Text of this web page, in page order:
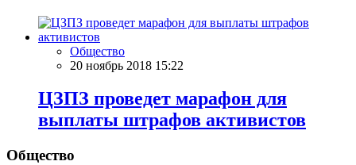
Общество
20 ноябрь 2018 15:22
ЦЗПЗ проведет марафон для
выплаты штрафов активистов
Общество